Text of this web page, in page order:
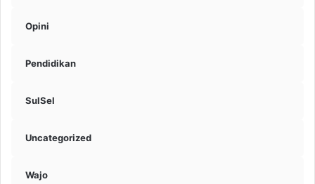
Opini
Pendidikan
SulSel
Uncategorized
Wajo